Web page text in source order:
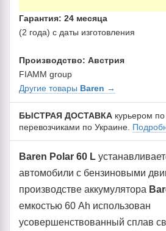
Гарантия: 24 месяца
(2 года) с даты изготовления
Производство: Австрия
FIAMM group
Другие товары Baren →
БЫСТРАЯ ДОСТАВКА курьером
перевозчиками по Украине.
Baren Polar 60 L
автомобили с бензиновыми
производстве аккумулятора
емкостью 60 Ah использован
усовершенствованный сплав